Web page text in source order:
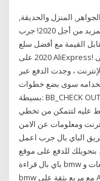
والجواهر, المنزل والحديقة,
الأجهزة الإلكترونية الاستهلاكية, أدوات والمزيد من أجل 2020! جرب
القيمة مع أفضل سلع
2020 على AliExpress! كيفية الدفع على AliExpress بعد البحث في
، وجدت الدفع عبر
سوى بضع خطوات
بسيطة: BB_CHECK OUT BUTTON_20171024.jpg 1- عند التسوق عبر
عليه لتتمكن من تخطي
ومعلومات عن الامن
الباي بال جرب اعمل
بتحويلك للدفع على موقع
باي بال قراءة bmw مع مربع مراجعات وbmw مع مربع تصنيفات - شراء
bmw مع مربع بثقة على AliExpress! وسوف تتمكن كذلك من الاستمتاع